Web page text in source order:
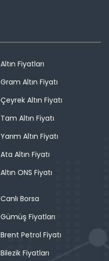
Altın Fiyatları
Gram Altın Fiyatı
Çeyrek Altın Fiyatı
Tam Altın Fiyatı
Yarım Altın Fiyatı
Ata Altın Fiyatı
Altın ONS Fiyatı
Canlı Borsa
Gümüş Fiyatları
Brent Petrol Fiyatı
Bilezik Fiyatları